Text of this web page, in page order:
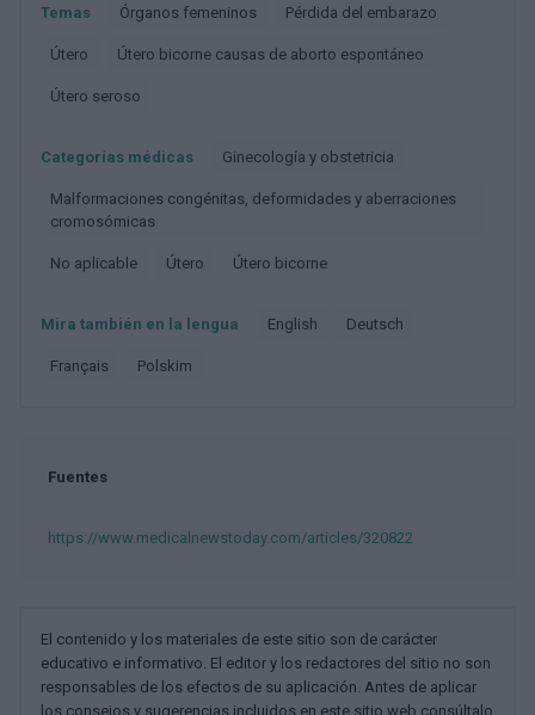
Temas órganos femeninos Pérdida del embarazo
útero útero bicorne causas de aborto espontáneo
útero seroso
Categorías médicas Ginecología y obstetricia
Malformaciones congénitas, deformidades y aberraciones
cromosómicas
No aplicable Útero Útero bicorne
Mira también en la lengua english deutsch
français polskim
Fuentes
https://www.medicalnewstoday.com/articles/320822
El contenido y los materiales de este sitio son de carácter
educativo e informativo. El editor y los redactores del sitio no son
responsables de los efectos de su aplicación. Antes de aplicar
los consejos y sugerencias incluidos en este sitio web consúltalo